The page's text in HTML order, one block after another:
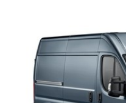
Utilitaires
Flottes